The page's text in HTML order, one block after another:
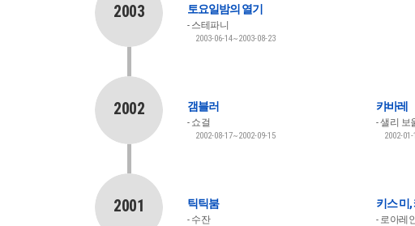
2003 토요일밤의 열기
스테파니
2003-06-14~2003-08-23
2002 갬블러
쇼걸
2002-08-17~2002-09-15
캬바레
샐리 보
2002-
2001 틱틱붐
수잔
키스 미
로아레